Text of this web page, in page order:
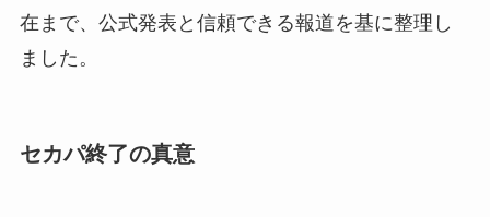
在まで、公式発表と信頼できる報道を基に整理し
ました。
セカパ終了の真意